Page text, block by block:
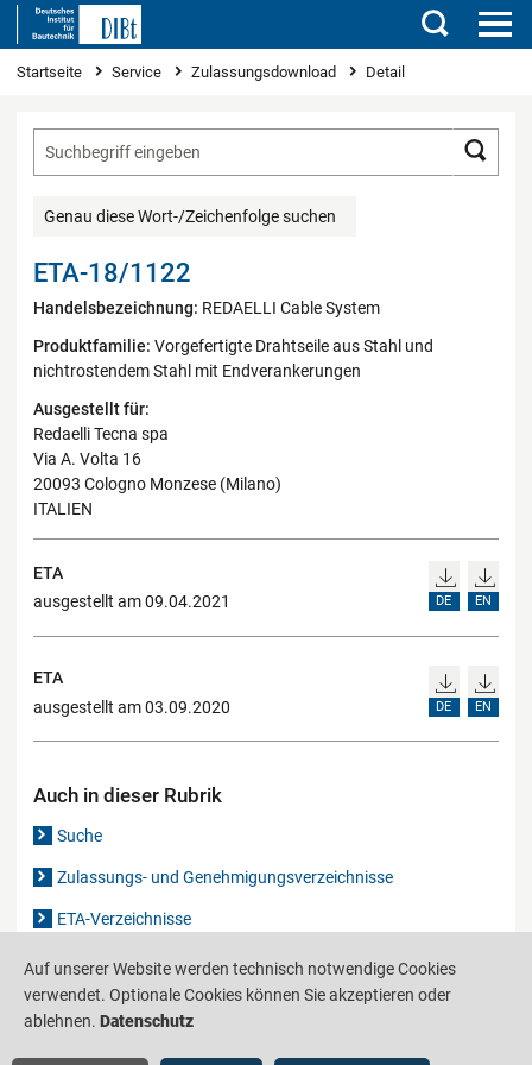
Suchen
Sie sind hier
Startseite Service Zulassungsdownload Detail
Genau diese Wort-/Zeichenfolge suchen
ETA-18/1122
Handelsbezeichnung: REDAELLI Cable System
Produktfamilie: Vorgefertigte Drahtseile aus Stahl und
nichtrostendem Stahl mit Endverankerungen
Ausgestellt für:
Redaelli Tecna spa
Via A. Volta 16
20093 Cologno Monzese (Milano)
ITALIEN
ETA
ausgestellt am 09.04.2021
DE EN
ETA
ausgestellt am 03.09.2020
DE EN
Auch in dieser Rubrik
Suche
Zulassungs- und Genehmigungsverzeichnisse
ETA-Verzeichnisse
Gutachten-Verzeichnis
Auf unserer Website werden technisch notwendige Cookies
verwendet. Optionale Cookies können Sie akzeptieren oder
ablehnen. Datenschutz